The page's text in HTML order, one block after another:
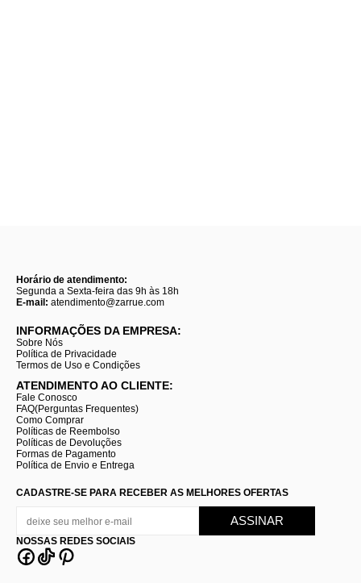
Horário de atendimento:
Segunda a Sexta-feira das 9h às 18h
E-mail: atendimento@zarrue.com
INFORMAÇÕES DA EMPRESA:
Sobre Nós
Política de Privacidade
Termos de Uso e Condições
ATENDIMENTO AO CLIENTE:
Fale Conosco
FAQ(Perguntas Frequentes)
Como Comprar
Políticas de Reembolso
Políticas de Devoluções
Formas de Pagamento
Política de Envio e Entrega
CADASTRE-SE PARA RECEBER AS MELHORES OFERTAS
NOSSAS REDES SOCIAIS